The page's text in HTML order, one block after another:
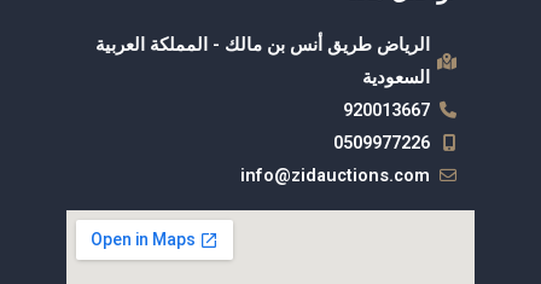
الرياض طريق أنس بن مالك - المملكة العربية
السعودية
920013667
0509977226
info@zidauctions.com